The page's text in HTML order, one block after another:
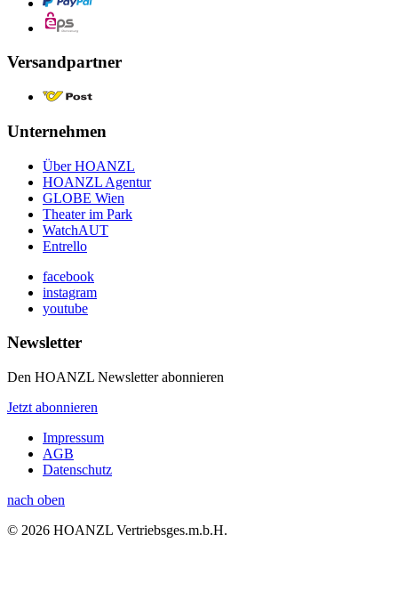
Versandpartner
Unternehmen
Über HOANZL
HOANZL Agentur
GLOBE Wien
Theater im Park
WatchAUT
Entrello
facebook
instagram
youtube
Newsletter
Den HOANZL Newsletter abonnieren
Jetzt abonnieren
Impressum
AGB
Datenschutz
nach oben
© 2026 HOANZL Vertriebsges.m.b.H.